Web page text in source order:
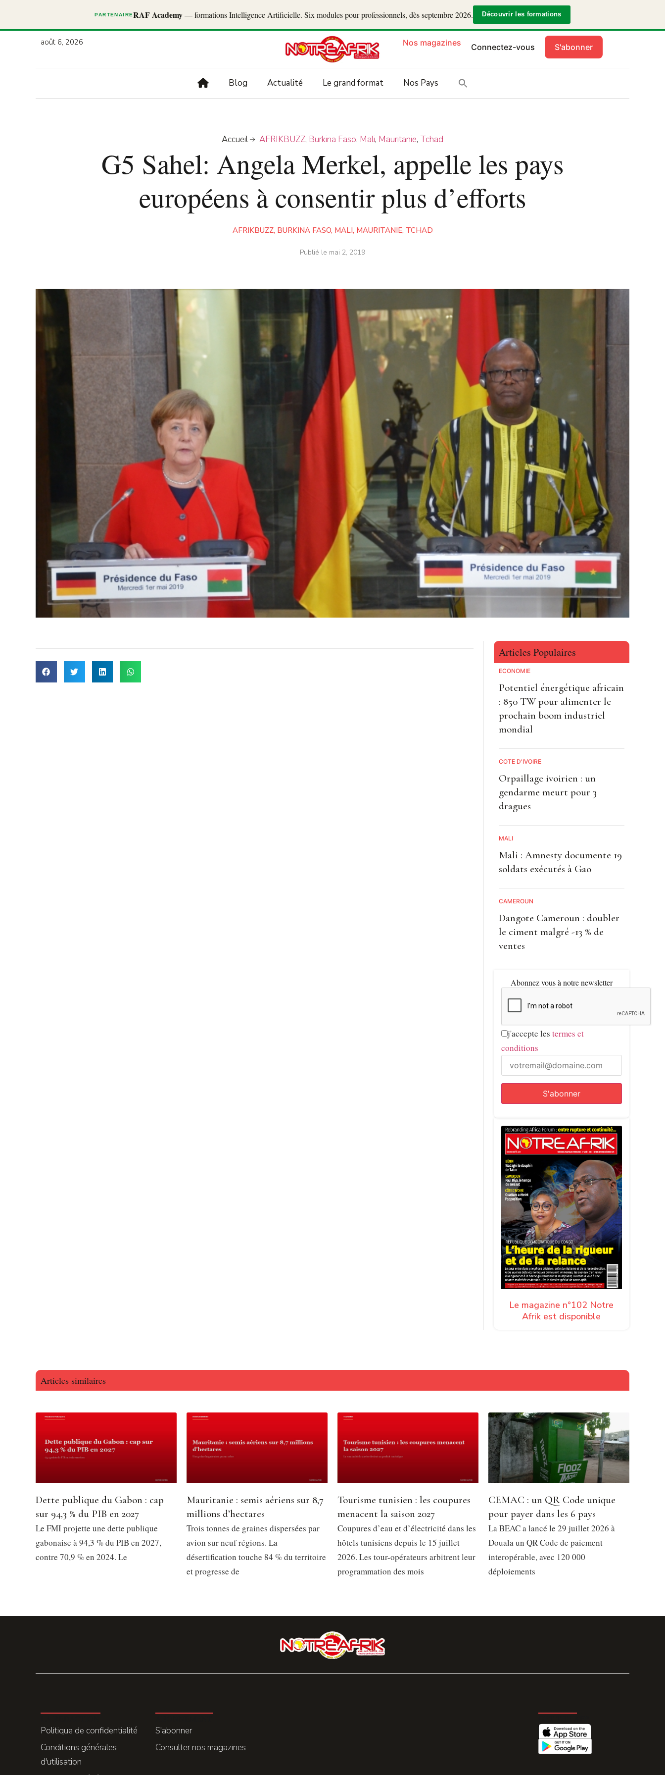
PARTENAIRERAF Academy— formations Intelligence Artificielle. Six modules pour professionnels, dès septembre 2026. Découvrir les formations
août 6, 2026 Nos magazines Connectez-vous S'abonner
Blog Actualité Le grand format Nos Pays
Accueil AFRIKBUZZ, Burkina Faso, Mali, Mauritanie, Tchad
G5 Sahel: Angela Merkel, appelle les pays
européens à consentir plus d’efforts
AFRIKBUZZ, BURKINA FASO, MALI, MAURITANIE, TCHAD
Publié le mai 2, 2019
Articles Populaires
ECONOMIE
Potentiel énergétique africain
: 850 TW pour alimenter le
prochain boom industriel
mondial
CÔTE D'IVOIRE
Orpaillage ivoirien : un
gendarme meurt pour 3
dragues
MALI
Mali : Amnesty documente 19
soldats exécutés à Gao
CAMEROUN
Dangote Cameroun : doubler
le ciment malgré -13 % de
ventes
Abonnez vous à notre newsletter
j'accepte les termes et
conditions
Le magazine n°102 Notre
Afrik est disponible
Articles similaires
Dette publique du Gabon : cap
sur 94,3 % du PIB en 2027
Le FMI projette une dette publique
gabonaise à 94,3 % du PIB en 2027,
contre 70,9 % en 2024. Le
Mauritanie : semis aériens sur 8,7
millions d’hectares
Trois tonnes de graines dispersées par
avion sur neuf régions. La
désertification touche 84 % du territoire
et progresse de
Tourisme tunisien : les coupures
menacent la saison 2027
Coupures d’eau et d’électricité dans les
hôtels tunisiens depuis le 15 juillet
2026. Les tour-opérateurs arbitrent leur
programmation des mois
CEMAC : un QR Code unique
pour payer dans les 6 pays
La BEAC a lancé le 29 juillet 2026 à
Douala un QR Code de paiement
interopérable, avec 120 000
déploiements
Politique de confidentialité
Conditions générales
d'utilisation
S'abonner
Consulter nos magazines